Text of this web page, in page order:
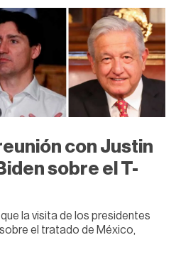
con Justin
sobre el T-
la visita de los presidentes
el tratado de México,